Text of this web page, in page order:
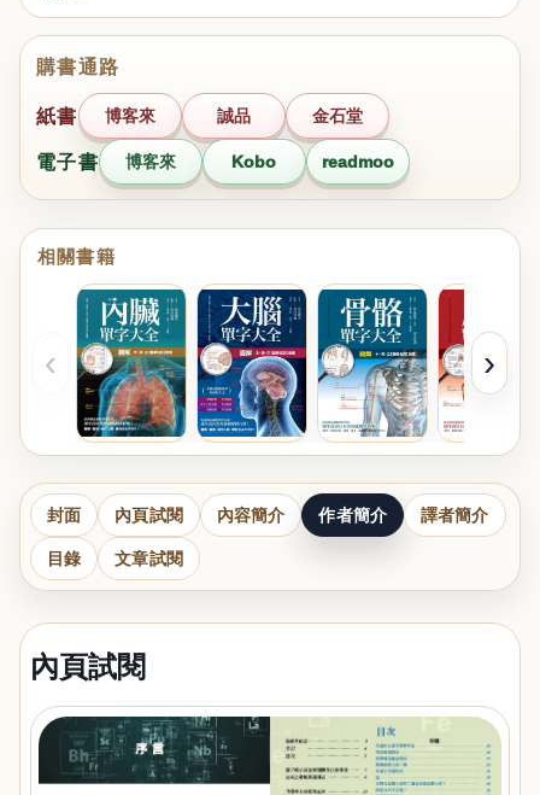
購書通路
紙書 博客來 誠品 金石堂
電子書 博客來 Kobo readmoo
相關書籍
‹ ›
封面 內頁試閱 內容簡介 作者簡介 譯者簡介
目錄 文章試閱
內頁試閱